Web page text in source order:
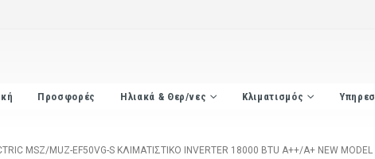
Προσφορές Ηλιακά & Θερ/νες Κλιματισμός
MSZ/MUZ-EF50VG-S ΚΛΙΜΑΤΙΣΤΙΚΌ INVERTER 18000 BTU A++/A+ NEW